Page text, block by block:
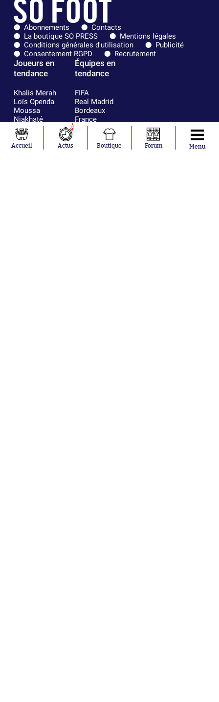
Abonnements
Contacts
La boutique SO PRESS
Mentions légales
Conditions générales d'utilisation
Publicité
Consentement RGPD
Recrutement
Joueurs en
tendance
Khalis Merah
Loïs Openda
Moussa
Niakhaté
Nicolás
Tagliafico
Pavel Šulc
Équipes en
tendance
FIFA
Real Madrid
Bordeaux
France
Chelsea
Paris Saint-
Germain
Accueil
1
Actus Boutique Forum Menu